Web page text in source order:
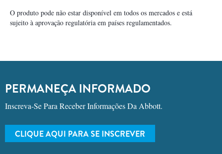
O produto pode não estar disponível em todos os mercados e está
sujeito à aprovação regulatória em países regulamentados.
PERMANEÇA INFORMADO
Inscreva-Se Para Receber Informações Da Abbott.
CLIQUE AQUI PARA SE INSCREVER